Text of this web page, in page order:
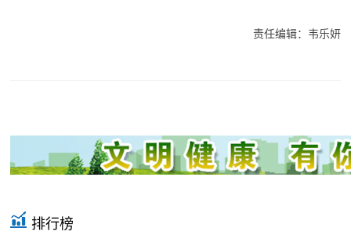
责任编辑：韦乐妍
排行榜